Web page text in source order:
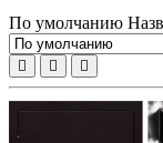
По умолчанию